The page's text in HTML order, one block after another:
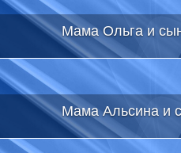
Мама Ольга и
Мама Альсина и